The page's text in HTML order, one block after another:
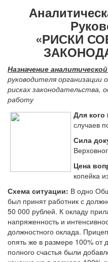
«РИСКИ
Назначение
руководителя
рисках законодательства,
работу
Для кого
случаев
Сила
Цена
копейка
Схема ситуации: В одно
был принят работник с
50 000 рублей. К окладу
напряженность и
должностного оклада.
опять же в размере 100% от
полного счастья были